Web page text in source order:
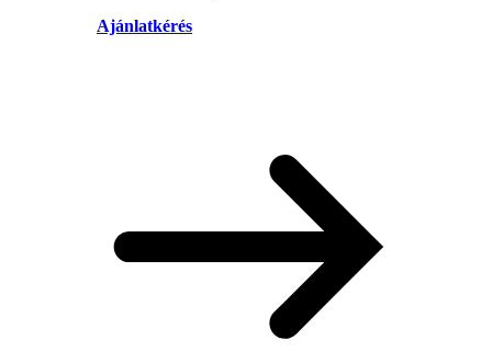
Ajánlatkérés